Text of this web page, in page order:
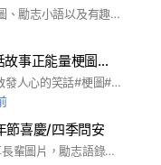
分享早安/午安/晚安圖、勵志小語以及有趣的圖片等 #早安圖#午安圖#晚安圖#勵志小語#趣圖#笑話#正能量
笑 好笑🤭真好笑話故事正能量梗圖影片
#高品質笑話，可以啟發人心的笑話#梗圖#開心影片！希望社會能更正能量！每天開開心心，拒絕政治宗教及不良黃色訊息或圖片 #有時間笑話天使會總結笑話帶來的啟發！
節喜慶/四季問安
早午晚安問候❤️ 分享長輩圖片，勵志語錄圖片